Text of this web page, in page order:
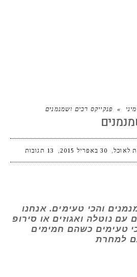
» פנקייקס רכים ושמנמנים
לאוכל 30 באפריל 2015 13 תגובות
והכי טעימים. אנחנו
עם נוטלה ואגוזים או סירופ
טעימים כשהם חמימים
למחרת